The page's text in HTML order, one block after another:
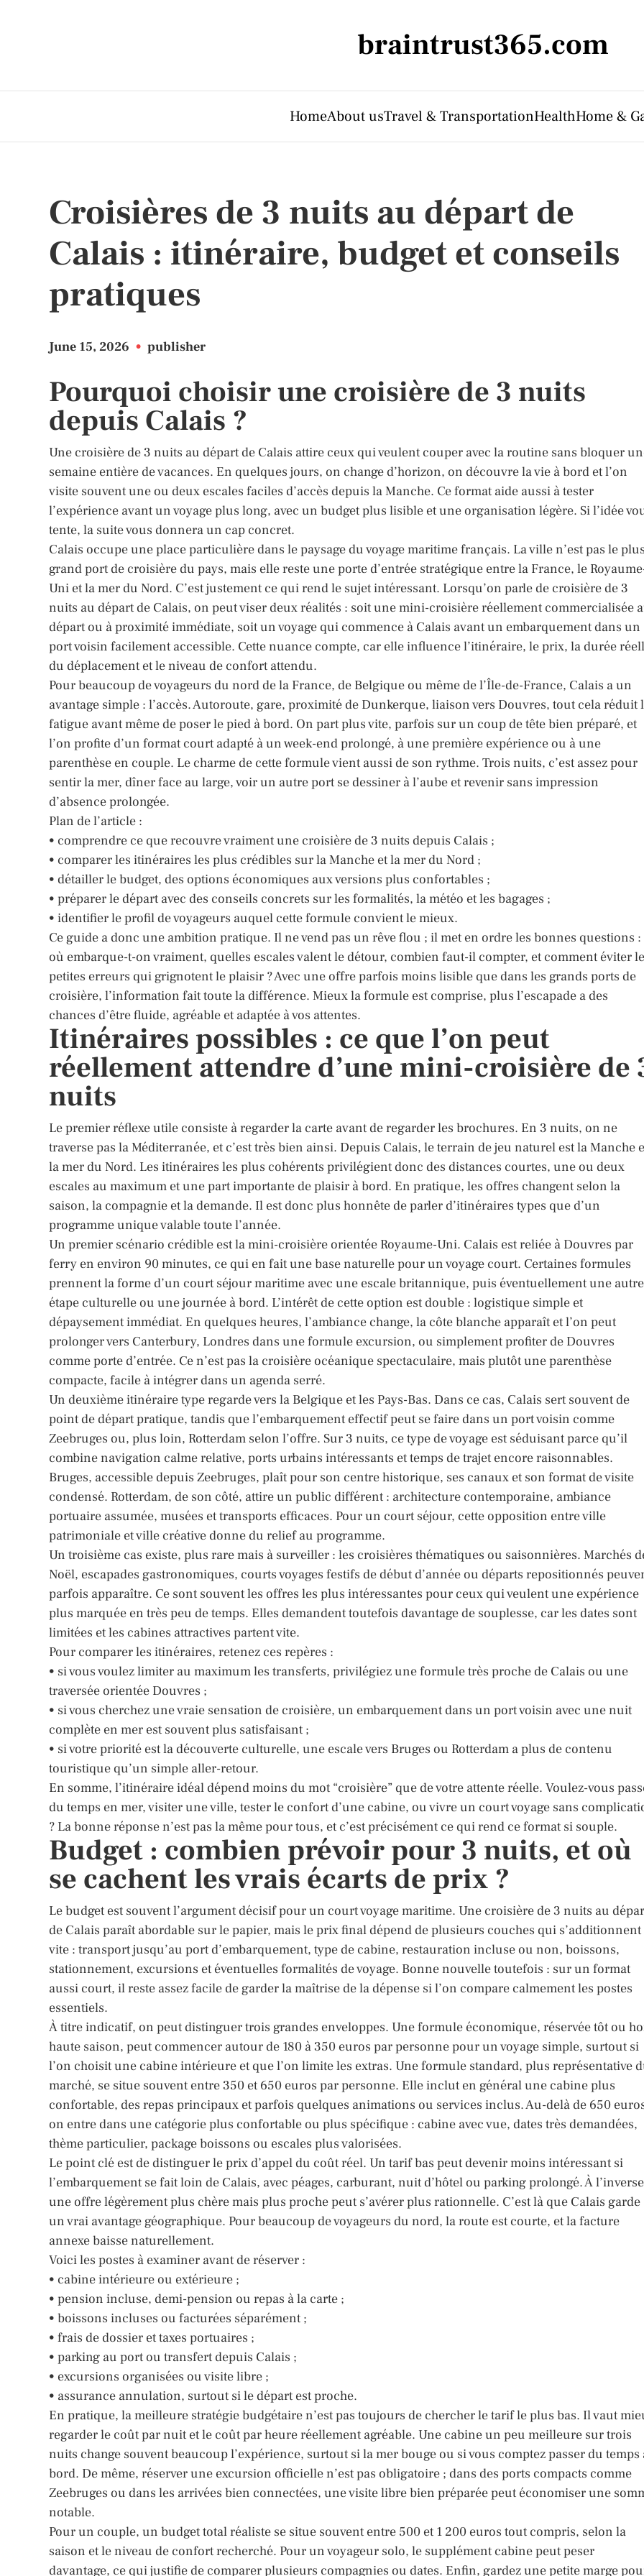
braintrust365.com
HomeAbout usTravel & TransportationHealthHome &
Croisières de 3 nuits au départ de
Calais : itinéraire, budget et conseils
pratiques
June 15, 2026 • publisher
Pourquoi choisir une croisière de 3 nuits
depuis Calais ?
Une croisière de 3 nuits au départ de Calais attire ceux qui veulent couper avec la routine sans bloquer
semaine entière de vacances. En quelques jours, on change d’horizon, on découvre la vie à bord et l’on
visite souvent une ou deux escales faciles d’accès depuis la Manche. Ce format aide aussi à tester
l’expérience avant un voyage plus long, avec un budget plus lisible et une organisation légère. Si l’idée
tente, la suite vous donnera un cap concret.
Calais occupe une place particulière dans le paysage du voyage maritime français. La ville n’est pas le
grand port de croisière du pays, mais elle reste une porte d’entrée stratégique entre la France, le
Uni et la mer du Nord. C’est justement ce qui rend le sujet intéressant. Lorsqu’on parle de croisière de 3
nuits au départ de Calais, on peut viser deux réalités : soit une mini-croisière réellement commercialisée
départ ou à proximité immédiate, soit un voyage qui commence à Calais avant un embarquement dans un
port voisin facilement accessible. Cette nuance compte, car elle influence l’itinéraire, le prix, la durée
du déplacement et le niveau de confort attendu.
Pour beaucoup de voyageurs du nord de la France, de Belgique ou même de l’Île-de-France, Calais a un
avantage simple : l’accès. Autoroute, gare, proximité de Dunkerque, liaison vers Douvres, tout cela réduit
fatigue avant même de poser le pied à bord. On part plus vite, parfois sur un coup de tête bien préparé, et
l’on profite d’un format court adapté à un week-end prolongé, à une première expérience ou à une
parenthèse en couple. Le charme de cette formule vient aussi de son rythme. Trois nuits, c’est assez pour
sentir la mer, dîner face au large, voir un autre port se dessiner à l’aube et revenir sans impression
d’absence prolongée.
Plan de l’article :
• comprendre ce que recouvre vraiment une croisière de 3 nuits depuis Calais ;
• comparer les itinéraires les plus crédibles sur la Manche et la mer du Nord ;
• détailler le budget, des options économiques aux versions plus confortables ;
• préparer le départ avec des conseils concrets sur les formalités, la météo et les bagages ;
• identifier le profil de voyageurs auquel cette formule convient le mieux.
Ce guide a donc une ambition pratique. Il ne vend pas un rêve flou ; il met en ordre les bonnes questions :
où embarque-t-on vraiment, quelles escales valent le détour, combien faut-il compter, et comment éviter
petites erreurs qui grignotent le plaisir ? Avec une offre parfois moins lisible que dans les grands ports de
croisière, l’information fait toute la différence. Mieux la formule est comprise, plus l’escapade a des
chances d’être fluide, agréable et adaptée à vos attentes.
Itinéraires possibles : ce que l’on peut
réellement attendre d’une mini-croisière de
nuits
Le premier réflexe utile consiste à regarder la carte avant de regarder les brochures. En 3 nuits, on ne
traverse pas la Méditerranée, et c’est très bien ainsi. Depuis Calais, le terrain de jeu naturel est la Manche
la mer du Nord. Les itinéraires les plus cohérents privilégient donc des distances courtes, une ou deux
escales au maximum et une part importante de plaisir à bord. En pratique, les offres changent selon la
saison, la compagnie et la demande. Il est donc plus honnête de parler d’itinéraires types que d’un
programme unique valable toute l’année.
Un premier scénario crédible est la mini-croisière orientée Royaume-Uni. Calais est reliée à Douvres par
ferry en environ 90 minutes, ce qui en fait une base naturelle pour un voyage court. Certaines formules
prennent la forme d’un court séjour maritime avec une escale britannique, puis éventuellement une autre
étape culturelle ou une journée à bord. L’intérêt de cette option est double : logistique simple et
dépaysement immédiat. En quelques heures, l’ambiance change, la côte blanche apparaît et l’on peut
prolonger vers Canterbury, Londres dans une formule excursion, ou simplement profiter de Douvres
comme porte d’entrée. Ce n’est pas la croisière océanique spectaculaire, mais plutôt une parenthèse
compacte, facile à intégrer dans un agenda serré.
Un deuxième itinéraire type regarde vers la Belgique et les Pays-Bas. Dans ce cas, Calais sert souvent de
point de départ pratique, tandis que l’embarquement effectif peut se faire dans un port voisin comme
Zeebruges ou, plus loin, Rotterdam selon l’offre. Sur 3 nuits, ce type de voyage est séduisant parce qu’il
combine navigation calme relative, ports urbains intéressants et temps de trajet encore raisonnables.
Bruges, accessible depuis Zeebruges, plaît pour son centre historique, ses canaux et son format de visite
condensé. Rotterdam, de son côté, attire un public différent : architecture contemporaine, ambiance
portuaire assumée, musées et transports efficaces. Pour un court séjour, cette opposition entre ville
patrimoniale et ville créative donne du relief au programme.
Un troisième cas existe, plus rare mais à surveiller : les croisières thématiques ou saisonnières. Marchés
Noël, escapades gastronomiques, courts voyages festifs de début d’année ou départs repositionnés
parfois apparaître. Ce sont souvent les offres les plus intéressantes pour ceux qui veulent une expérience
plus marquée en très peu de temps. Elles demandent toutefois davantage de souplesse, car les dates sont
limitées et les cabines attractives partent vite.
Pour comparer les itinéraires, retenez ces repères :
• si vous voulez limiter au maximum les transferts, privilégiez une formule très proche de Calais ou une
traversée orientée Douvres ;
• si vous cherchez une vraie sensation de croisière, un embarquement dans un port voisin avec une nuit
complète en mer est souvent plus satisfaisant ;
• si votre priorité est la découverte culturelle, une escale vers Bruges ou Rotterdam a plus de contenu
touristique qu’un simple aller-retour.
En somme, l’itinéraire idéal dépend moins du mot “croisière” que de votre attente réelle. Voulez-vous
du temps en mer, visiter une ville, tester le confort d’une cabine, ou vivre un court voyage sans
? La bonne réponse n’est pas la même pour tous, et c’est précisément ce qui rend ce format si souple.
Budget : combien prévoir pour 3 nuits, et où
se cachent les vrais écarts de prix ?
Le budget est souvent l’argument décisif pour un court voyage maritime. Une croisière de 3 nuits au
de Calais paraît abordable sur le papier, mais le prix final dépend de plusieurs couches qui s’additionnent
vite : transport jusqu’au port d’embarquement, type de cabine, restauration incluse ou non, boissons,
stationnement, excursions et éventuelles formalités de voyage. Bonne nouvelle toutefois : sur un format
aussi court, il reste assez facile de garder la maîtrise de la dépense si l’on compare calmement les postes
essentiels.
À titre indicatif, on peut distinguer trois grandes enveloppes. Une formule économique, réservée tôt ou
haute saison, peut commencer autour de 180 à 350 euros par personne pour un voyage simple, surtout si
l’on choisit une cabine intérieure et que l’on limite les extras. Une formule standard, plus représentative
marché, se situe souvent entre 350 et 650 euros par personne. Elle inclut en général une cabine plus
confortable, des repas principaux et parfois quelques animations ou services inclus. Au-delà de 650
on entre dans une catégorie plus confortable ou plus spécifique : cabine avec vue, dates très demandées,
thème particulier, package boissons ou escales plus valorisées.
Le point clé est de distinguer le prix d’appel du coût réel. Un tarif bas peut devenir moins intéressant si
l’embarquement se fait loin de Calais, avec péages, carburant, nuit d’hôtel ou parking prolongé. À
une offre légèrement plus chère mais plus proche peut s’avérer plus rationnelle. C’est là que Calais garde
un vrai avantage géographique. Pour beaucoup de voyageurs du nord, la route est courte, et la facture
annexe baisse naturellement.
Voici les postes à examiner avant de réserver :
• cabine intérieure ou extérieure ;
• pension incluse, demi-pension ou repas à la carte ;
• boissons incluses ou facturées séparément ;
• frais de dossier et taxes portuaires ;
• parking au port ou transfert depuis Calais ;
• excursions organisées ou visite libre ;
• assurance annulation, surtout si le départ est proche.
En pratique, la meilleure stratégie budgétaire n’est pas toujours de chercher le tarif le plus bas. Il vaut
regarder le coût par nuit et le coût par heure réellement agréable. Une cabine un peu meilleure sur trois
nuits change souvent beaucoup l’expérience, surtout si la mer bouge ou si vous comptez passer du temps
bord. De même, réserver une excursion officielle n’est pas obligatoire ; dans des ports compacts comme
Zeebruges ou dans les arrivées bien connectées, une visite libre bien préparée peut économiser une
notable.
Pour un couple, un budget total réaliste se situe souvent entre 500 et 1 200 euros tout compris, selon la
saison et le niveau de confort recherché. Pour un voyageur solo, le supplément cabine peut peser
davantage, ce qui justifie de comparer plusieurs compagnies ou dates. Enfin, gardez une petite marge